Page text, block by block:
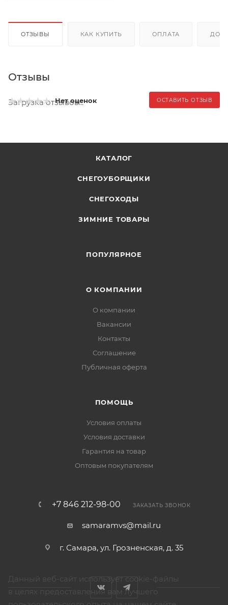
ОТЗЫВЫ КАК КУПИТЬ ОПЛАТА
Отзывы
Нет оценок ОСТАВИТЬ ОТЗЫВ
Загрузка отзывов...
КАТАЛОГ
СНЕГОУБОРЩИКИ
СНЕГОХОДЫ
ЗИМНИЕ ТОВАРЫ
ПОПУЛЯРНОЕ
О КОМПАНИИ
О компании
Вакансии
Контакты
Соглашение
Публичная оферта
ПОМОЩЬ
Условия оплаты
Условия доставки
Гарантия на товар
Оптовым покупателям
+7 846 212-98-00 ЗАКАЗАТЬ ЗВОНОК
samaramvs@mail.ru
г. Самара, ул. Грозненская, д. 35
Данный веб-сайт использует cookie-файлы
в целях предоставления вам лучшего